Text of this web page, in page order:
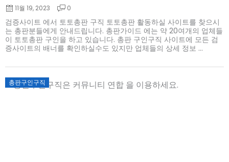
11월 19, 2023 0
검증사이트 에서 토토총판 구직 토토총판 활동하실 사이트를 찾으시
는 총판분들에게 안내드립니다. 총판가이드 에는 약 20여개의 업체들
이 토토총판 구인을 하고 있습니다. 총판 구인구직 사이트에 모든 검
증사이트의 배너를 확인하실수도 있지만 업체들의 상세 정보 ...
총판구인구직
Posted
on